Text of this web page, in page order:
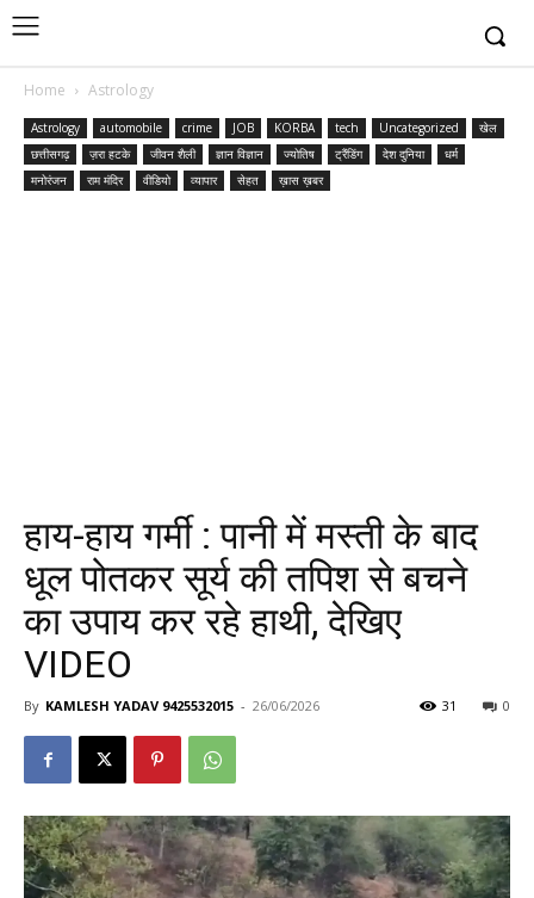
Home Astrology
Astrology automobile crime JOB KORBA tech Uncategorized
खेल
छत्तीसगढ़
ज़रा हटके जीवन शैली ज्ञान विज्ञान ज्योतिष ट्रैंडिंग देश दुनिया
धर्म
मनोरंजन
राम मंदिर वीडियो व्यापार सेहत ख़ास ख़बर
हाय-हाय गर्मी : पानी में मस्ती के बाद
धूल पोतकर सूर्य की तपिश से बचने
का उपाय कर रहे हाथी, देखिए
VIDEO
By KAMLESH YADAV 9425532015 - 26/06/2026 0
31